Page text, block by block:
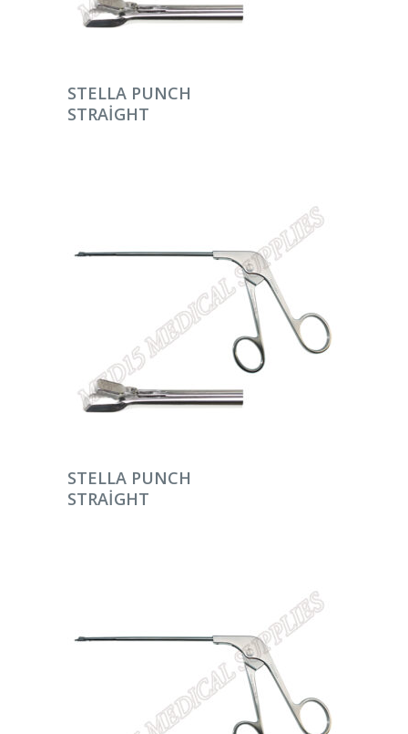
DEVAMINI OKU
STELLA PUNCH
STRAIGHT
DEVAMINI OKU
STELLA PUNCH
STRAIGHT